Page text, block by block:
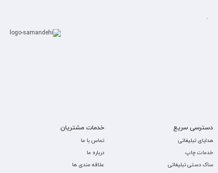
دسترسی سریع
هدایای تبلیغاتی
خدمات چاپ
ساک دستی تبلیغاتی
خدمات مشتریان
تماس با ما
درباره ما
علاقه مندی ها